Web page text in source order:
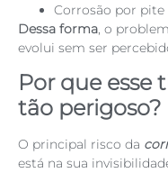
Corrosão por
Dessa forma, o
evolui sem ser
Por que esse
tão perigoso?
O principal risco da
está na sua